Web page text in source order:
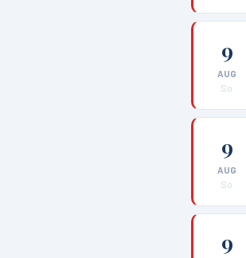
9
AUG
So
9
AUG
So
9